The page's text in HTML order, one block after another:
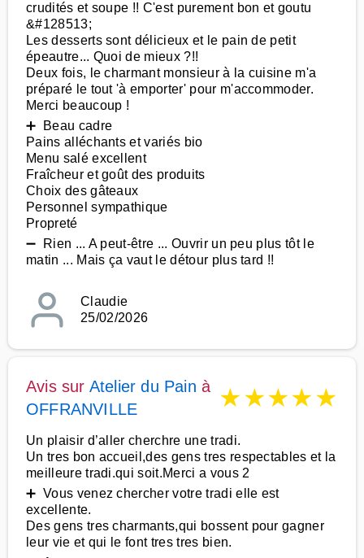
crudités et soupe !! C'est purement bon et goutu
&#128513;
Les desserts sont délicieux et le pain de petit
épeautre... Quoi de mieux ?!!
Deux fois, le charmant monsieur à la cuisine m'a
préparé le tout 'à emporter' pour m'accommoder.
Merci beaucoup !
➕ Beau cadre
Pains alléchants et variés bio
Menu salé excellent
Fraîcheur et goût des produits
Choix des gâteaux
Personnel sympathique
Propreté
➖ Rien ... A peut-être ... Ouvrir un peu plus tôt le
matin ... Mais ça vaut le détour plus tard !!
Claudie
25/02/2026
Avis sur Atelier du Pain à
OFFRANVILLE
★★★★★
Un plaisir d’aller cherchre une tradi.
Un tres bon accueil,des gens tres respectables et la
meilleure tradi.qui soit.Merci a vous 2
➕ Vous venez chercher votre tradi elle est
excellente.
Des gens tres charmants,qui bossent pour gagner
leur vie et qui le font tres tres bien.